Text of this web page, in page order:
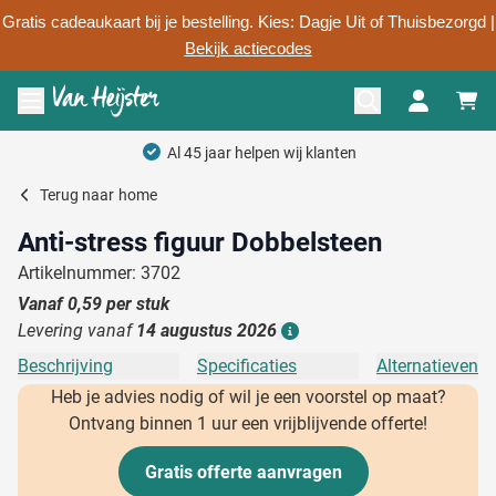
Gratis cadeaukaart bij je bestelling. Kies: Dagje Uit of Thuisbezorgd |
Bekijk actiecodes
Ga naar de inhoud
Menu openen
Al 45 jaar helpen wij klanten
Terug naar home
Anti-stress figuur Dobbelsteen
Artikelnummer: 3702
Vanaf0,59 per stuk
Levering vanaf 14 augustus 2026
Beschrijving Specificaties
Alternatieven
Heb je advies nodig of wil je een voorstel op maat?
Ontvang binnen 1 uur een vrijblijvende offerte!
Gratis offerte aanvragen